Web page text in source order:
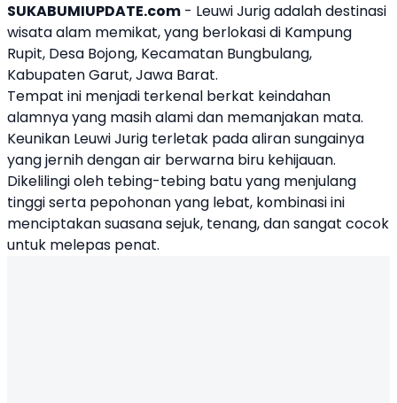
SUKABUMIUPDATE.com - Leuwi Jurigadalah destinasi
wisata alam memikat, yang berlokasi di Kampung
Rupit, Desa Bojong, Kecamatan Bungbulang,
Kabupaten Garut, Jawa Barat.
Tempat ini menjadi terkenal berkat keindahan
alamnya yang masih alami dan memanjakan mata.
Keunikan Leuwi Jurig terletak pada aliran sungainya
yang jernih dengan air berwarna biru kehijauan.
Dikelilingi oleh tebing-tebing batu yang menjulang
tinggi serta pepohonan yang lebat, kombinasi ini
menciptakan suasana sejuk, tenang, dan sangat cocok
untuk melepas penat.